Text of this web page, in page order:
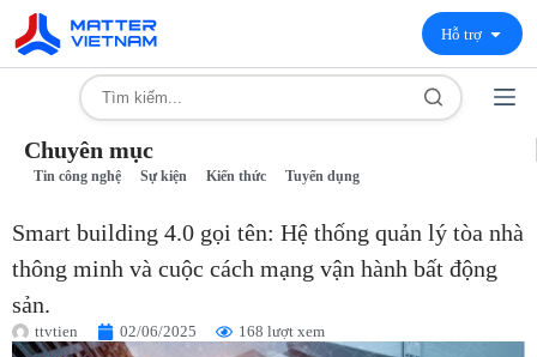
Hỗ trợ
Chuyên mục
Tin công nghệ Sự kiện Kiến thức Tuyển dụng
Smart building 4.0 gọi tên: Hệ thống quản lý tòa nhà
thông minh và cuộc cách mạng vận hành bất động
sản.
ttvtien 02/06/2025 168 lượt xem